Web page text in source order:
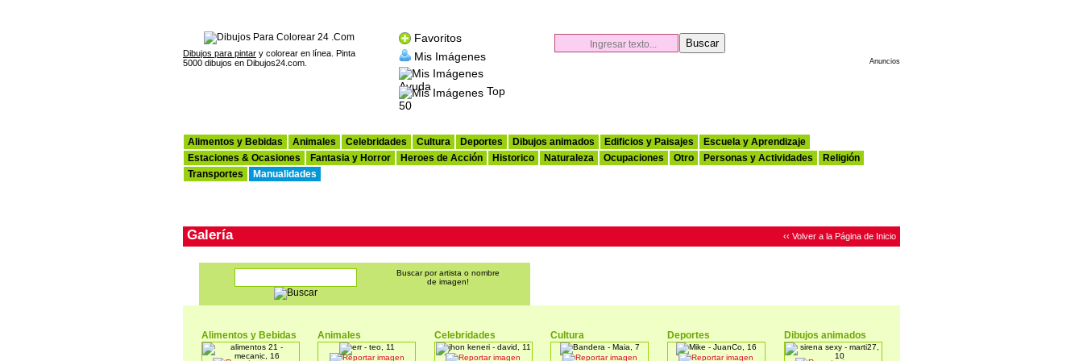
Dibujos para pintar y colorear en línea. Pinta
5000 dibujos en Dibujos24.com.
Favoritos
Mis Imágenes
Ayuda
Top
50
Anuncios
Alimentos y Bebidas Animales Celebridades Cultura Deportes Dibujos animados Edificios y Paisajes
Escuela y Aprendizaje
Estaciones & Ocasiones
Fantasia y Horror Heroes de Acción Historico Naturaleza Ocupaciones Otro Personas y Actividades
Religión
Transportes
Manualidades
Galería ‹‹ Volver a la Página de Inicio
Buscar por artista o nombre
de imagen!
Alimentos y Bebidas Animales Celebridades Cultura Deportes Dibujos animados